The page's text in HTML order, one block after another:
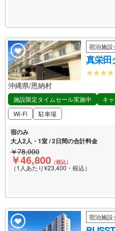
宿泊施設
真栄田
沖縄県/恩納村
施設限定タイムセール実施中
キ
Wi-Fi
駐車場
宿のみ
大人2人・1室 / 2日間の合計料金
￥78,000
￥46,800 （税込）
（1人あたり¥23,400・税込）
宿泊施設